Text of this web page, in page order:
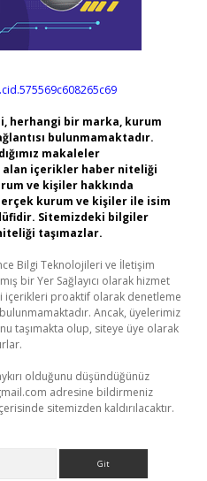
herhangi bir marka, kurum
bulunmamaktadır.
makaleler
alan içerikler haber niteliği
ve kişiler hakkında
kurum ve kişiler ile isim
Sitemizdeki bilgiler
taşımazlar.
Bilgi Teknolojileri ve İletişim
bir Yer Sağlayıcı olarak hizmet
içerikleri proaktif olarak denetleme
Ancak, üyelerimiz
taşımakta olup, siteye üye olarak
olduğunu düşündüğünüz
adresine bildirmeniz
sitemizden kaldırılacaktır.